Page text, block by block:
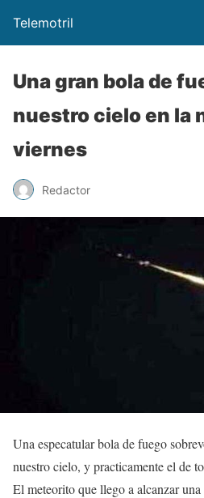
Telemotril
Una gran bola de
nuestro cielo en la
viernes
Redactor
Una especatular bola de fuego
nuestro cielo, y practicamente el de
El meteorito que llego a alcanzar